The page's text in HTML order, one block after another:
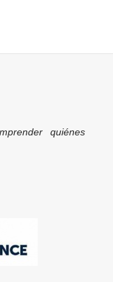
quiénes